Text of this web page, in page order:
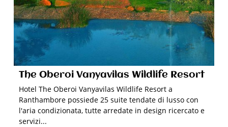
The Oberoi Vanyavilas Wildlife Resort
Hotel The Oberoi Vanyavilas Wildlife Resort a
Ranthambore possiede 25 suite tendate di lusso con
l'aria condizionata, tutte arredate in design ricercato e
servizi...